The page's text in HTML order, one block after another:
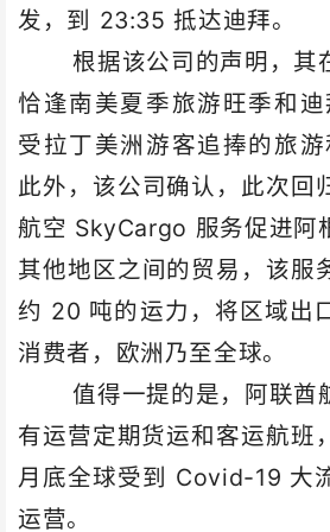
发，到 23:35 抵达迪拜。
根据该公司的声明，其
恰逢南美夏季旅游旺季和
受拉丁美洲游客追捧的旅游
此外，该公司确认，此次回
航空 SkyCargo 服务促进阿
其他地区之间的贸易，该服
约 20 吨的运力，将区域出
消费者，欧洲乃至全球。
值得一提的是，阿联酋
有运营定期货运和客运航班
月底全球受到 Covid-19 大
运营。